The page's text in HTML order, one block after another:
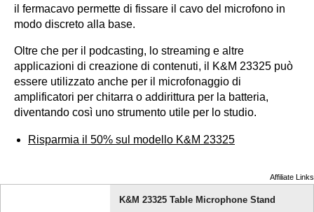
il fermacavo permette di fissare il cavo del microfono in
modo discreto alla base.
Oltre che per il podcasting, lo streaming e altre
applicazioni di creazione di contenuti, il K&M 23325 può
essere utilizzato anche per il microfonaggio di
amplificatori per chitarra o addirittura per la batteria,
diventando così uno strumento utile per lo studio.
Risparmia il 50% sul modello K&M 23325
Affiliate Links
K&M 23325 Table Microphone Stand